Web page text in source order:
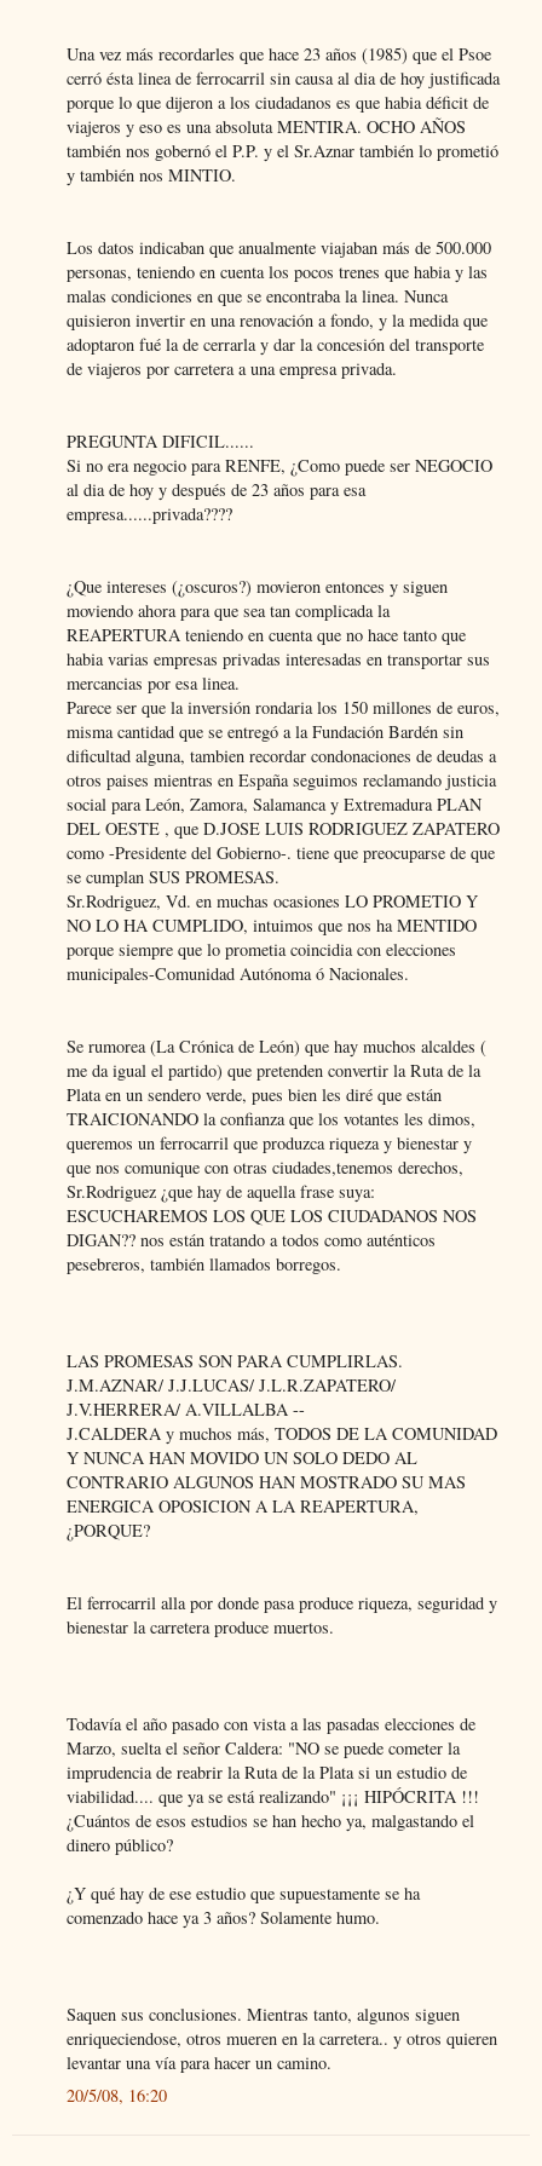
Una vez más recordarles que hace 23 años (1985) que el Psoe
cerró ésta linea de ferrocarril sin causa al dia de hoy justificada
porque lo que dijeron a los ciudadanos es que habia déficit de
viajeros y eso es una absoluta MENTIRA. OCHO AÑOS
también nos gobernó el P.P. y el Sr.Aznar también lo prometió
y también nos MINTIO.
Los datos indicaban que anualmente viajaban más de 500.000
personas, teniendo en cuenta los pocos trenes que habia y las
malas condiciones en que se encontraba la linea. Nunca
quisieron invertir en una renovación a fondo, y la medida que
adoptaron fué la de cerrarla y dar la concesión del transporte
de viajeros por carretera a una empresa privada.
PREGUNTA DIFICIL......
Si no era negocio para RENFE, ¿Como puede ser NEGOCIO
al dia de hoy y después de 23 años para esa
empresa......privada????
¿Que intereses (¿oscuros?) movieron entonces y siguen
moviendo ahora para que sea tan complicada la
REAPERTURA teniendo en cuenta que no hace tanto que
habia varias empresas privadas interesadas en transportar sus
mercancias por esa linea.
Parece ser que la inversión rondaria los 150 millones de euros,
misma cantidad que se entregó a la Fundación Bardén sin
dificultad alguna, tambien recordar condonaciones de deudas a
otros paises mientras en España seguimos reclamando justicia
social para León, Zamora, Salamanca y Extremadura PLAN
DEL OESTE , que D.JOSE LUIS RODRIGUEZ ZAPATERO
como -Presidente del Gobierno-. tiene que preocuparse de que
se cumplan SUS PROMESAS.
Sr.Rodriguez, Vd. en muchas ocasiones LO PROMETIO Y
NO LO HA CUMPLIDO, intuimos que nos ha MENTIDO
porque siempre que lo prometia coincidia con elecciones
municipales-Comunidad Autónoma ó Nacionales.
Se rumorea (La Crónica de León) que hay muchos alcaldes (
me da igual el partido) que pretenden convertir la Ruta de la
Plata en un sendero verde, pues bien les diré que están
TRAICIONANDO la confianza que los votantes les dimos,
queremos un ferrocarril que produzca riqueza y bienestar y
que nos comunique con otras ciudades,tenemos derechos,
Sr.Rodriguez ¿que hay de aquella frase suya:
ESCUCHAREMOS LOS QUE LOS CIUDADANOS NOS
DIGAN?? nos están tratando a todos como auténticos
pesebreros, también llamados borregos.
LAS PROMESAS SON PARA CUMPLIRLAS.
J.M.AZNAR/ J.J.LUCAS/ J.L.R.ZAPATERO/
J.V.HERRERA/ A.VILLALBA --
J.CALDERA y muchos más, TODOS DE LA COMUNIDAD
Y NUNCA HAN MOVIDO UN SOLO DEDO AL
CONTRARIO ALGUNOS HAN MOSTRADO SU MAS
ENERGICA OPOSICION A LA REAPERTURA,
¿PORQUE?
El ferrocarril alla por donde pasa produce riqueza, seguridad y
bienestar la carretera produce muertos.
Todavía el año pasado con vista a las pasadas elecciones de
Marzo, suelta el señor Caldera: "NO se puede cometer la
imprudencia de reabrir la Ruta de la Plata si un estudio de
viabilidad.... que ya se está realizando" ¡¡¡ HIPÓCRITA !!!
¿Cuántos de esos estudios se han hecho ya, malgastando el
dinero público?
¿Y qué hay de ese estudio que supuestamente se ha
comenzado hace ya 3 años? Solamente humo.
Saquen sus conclusiones. Mientras tanto, algunos siguen
enriqueciendose, otros mueren en la carretera.. y otros quieren
levantar una vía para hacer un camino.
20/5/08, 16:20